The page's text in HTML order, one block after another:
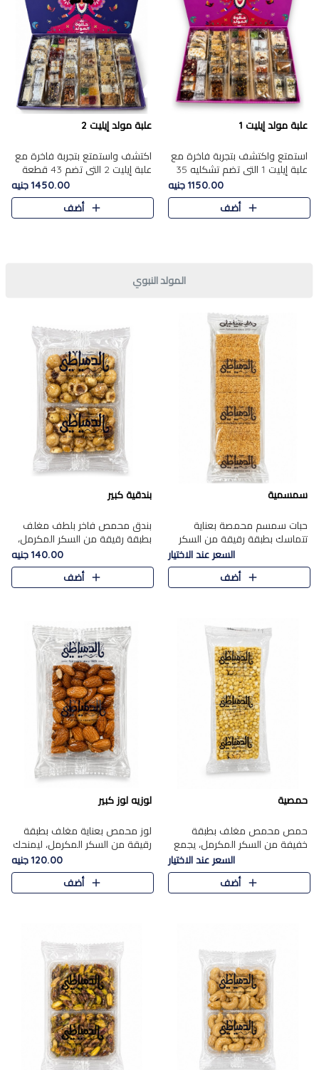
علبة مولد إيليت 1
استمتع واكتشف بتجربة فاخرة مع
علبة إيليت 1 التي تضم تشكليه 35
قطعة من أرقى حلويات المولد
المصري الأصيلة ,معروضة بشكل
جميل في علبة أنيقة ، في..
1150.00 جنيه
أضف
علبة مولد إيليت 2
اكتشف واستمتع بتجربة فاخرة مع
علبة إيليت 2 التي تضم 43 قطعة
تشكيلة من أرقى حلويات المولد
الشرقية المصرية الأصيلة ,معروضة
بشكل جميل في علبة أ..
1450.00 جنيه
أضف
المولد النبوي
سمسمية
حبات سمسم محمصة بعناية
تتماسك بطبقة رقيقة من السكر
المكرمل، لتقدم طعم السمسم
المميز وقرمشتة التي ارتبطت ببهجة
المولد عبر الأجيال.
السعر عند الاختيار
أضف
بندقية كبير
بندق محمص فاخر بلطف مغلف
بطبقة رقيقة من السكر المكرمل،
يجمع بين النكهة الغنية ناتي
والقرمشة الراقية المرضية في
حلوى شرقية أنيقه بطابع مميز.
140.00 جنيه
أضف
حمصية
حمص محمص مغلف بطبقة
خفيفة من السكر المكرمل، يجمع
بين القرمشة المميزة والطعم
الشرقي الأصيل في واحدة من أشهر
حلويات الموسم.
السعر عند الاختيار
أضف
لوزيه لوز كبير
لوز محمص بعناية مغلف بطبقة
رقيقة من السكر المكرمل، ليمنحك
قرمشة راقية ونكهة غنية تبرز
فخامة اللوز في كل قطعة.
120.00 جنيه
أضف